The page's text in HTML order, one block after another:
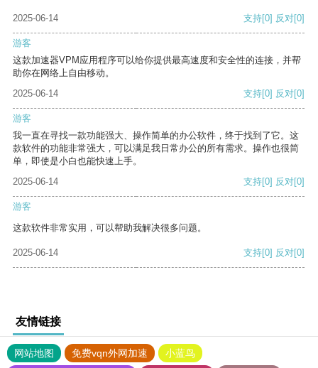
2025-06-14 支持[0] 反对[0]
游客
这款加速器VPM应用程序可以给你提供最高速度和安全性的连接，并帮
助你在网络上自由移动。
2025-06-14
支持[0] 反对[0]
游客
我一直在寻找一款功能强大、操作简单的办公软件，终于找到了它。这
款软件的功能非常强大，可以满足我日常办公的所有需求。操作也很简
单，即使是小白也能快速上手。
2025-06-14
支持[0] 反对[0]
游客
这款软件非常实用，可以帮助我解决很多问题。
2025-06-14 支持[0] 反对[0]
友情链接
网站地图 免费vqn外网加速
小蓝鸟